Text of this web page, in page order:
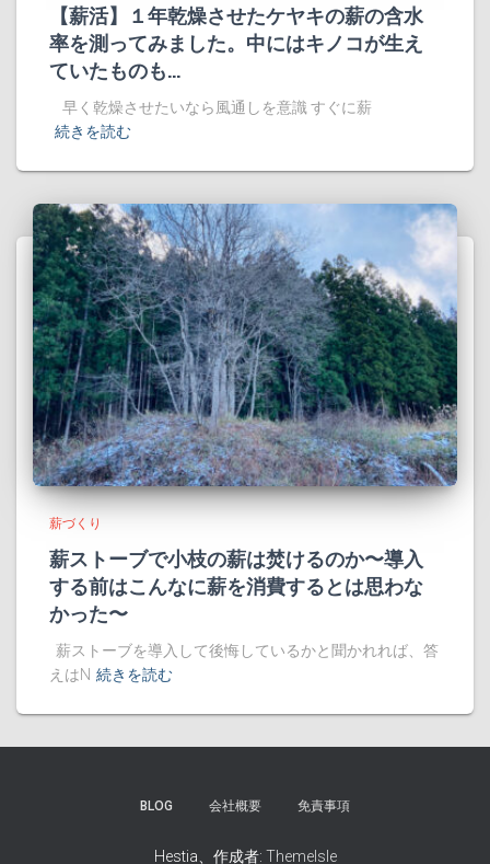
【薪活】１年乾燥させたケヤキの薪の含水
率を測ってみました。中にはキノコが生え
ていたものも…
早く乾燥させたいなら風通しを意識 すぐに薪
続きを読む
薪づくり
薪ストーブで小枝の薪は焚けるのか〜導入
する前はこんなに薪を消費するとは思わな
かった〜
薪ストーブを導入して後悔しているかと聞かれれば、答
えはN 続きを読む
BLOG 会社概要 免責事項
Hestia、作成者: ThemeIsle